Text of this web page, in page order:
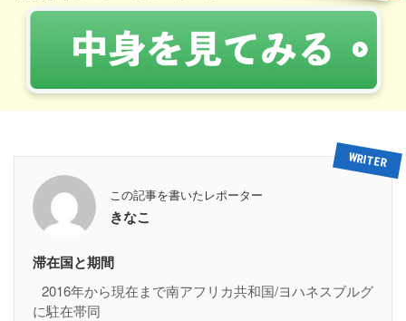
この記事を書いたレポーター
きなこ
滞在国と期間
2016年から現在まで南アフリカ共和国/ヨハネスブルグ
に駐在帯同